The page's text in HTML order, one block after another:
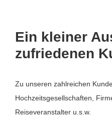
Ein kleiner
zufriedenen
Zu unseren zahlreichen
Hochzeitsgesellschaften,
Reiseveranstalter u.s.w.